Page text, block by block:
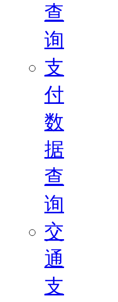
查
询
支
付
数
据
查
询
交
通
支